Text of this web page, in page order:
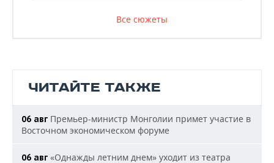
Все сюжеты
ЧИТАЙТЕ ТАКЖЕ
06 авг Премьер-министр Монголии примет участие в
Восточном экономическом форуме
06 авг «Однажды летним днем» уходит из театра